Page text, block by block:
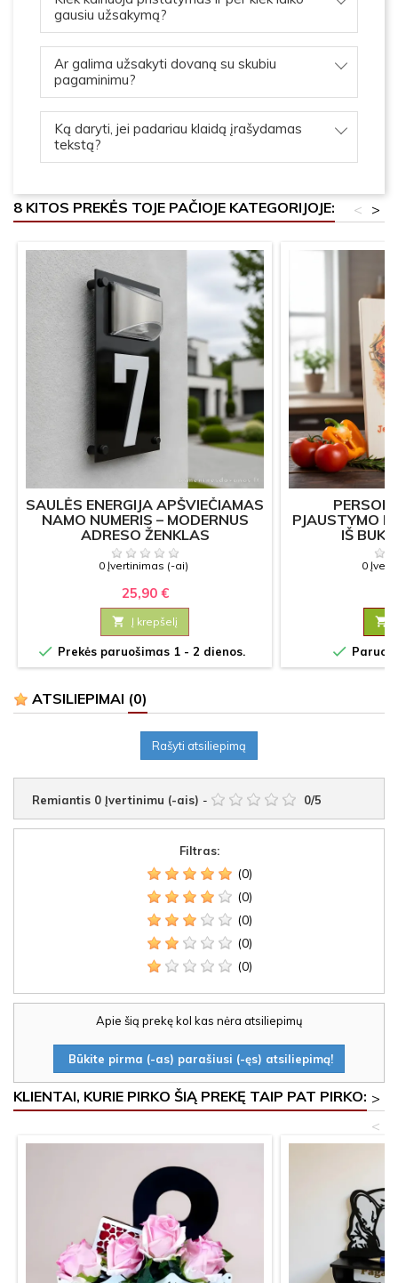
gausiu užsakymą?
Ar galima užsakyti dovaną su skubiu
pagaminimu?
Ką daryti, jei padariau klaidą įrašydamas
tekstą?
8 KITOS PREKĖS TOJE PAČIOJE KATEGORIJOJE: >
<
SAULĖS ENERGIJA APŠVIEČIAMAS
NAMO NUMERIS – MODERNUS
ADRESO ŽENKLAS
0 Įvertinimas (-ai)
25,90 €
 Į krepšelį
 Prekės paruošimas 1 - 2 dienos.
PJAUSTYMO
IŠ
0


ATSILIEPIMAI (0)
Rašyti atsiliepimą
Remiantis 0 Įvertinimu (-ais) - 0/5
Filtras:
(0)
(0)
(0)
(0)
(0)
Apie šią prekę kol kas nėra atsiliepimų
Būkite pirma (-as) parašiusi (-ęs) atsiliepimą!
KLIENTAI, KURIE PIRKO ŠIĄ PREKĘ TAIP PAT PIRKO: >
<